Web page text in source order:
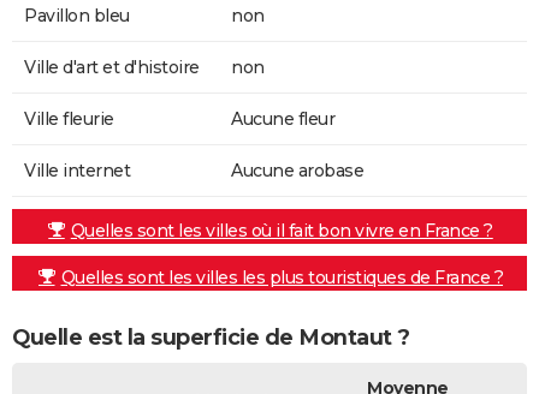
Pavillon bleu non
Ville d'art et d'histoire non
Ville fleurie Aucune fleur
Ville internet Aucune arobase
Quelles sont les villes où il fait bon vivre en France ?
Quelles sont les villes les plus touristiques de France ?
Quelle est la superficie de Montaut ?
Moyenne